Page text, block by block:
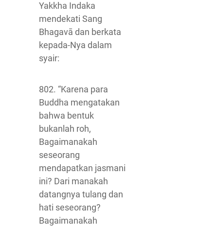
Yakkha Indaka
mendekati Sang
Bhagavā dan berkata
kepada-Nya dalam
syair:
802. “Karena para
Buddha mengatakan
bahwa bentuk
bukanlah roh,
Bagaimanakah
seseorang
mendapatkan jasmani
ini? Dari manakah
datangnya tulang dan
hati seseorang?
Bagaimanakah